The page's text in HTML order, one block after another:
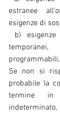
estranee
esigenze di
Se non si
probabile la
termine in